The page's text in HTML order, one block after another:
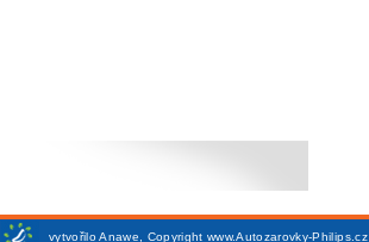
vytvořiloAnawe, Copyright www.Autozarovky-Philips.cz